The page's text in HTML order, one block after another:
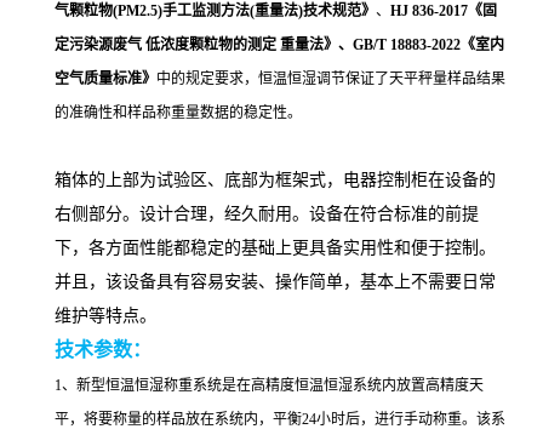
气颗粒物(PM2.5)手工监测方法(重量法)技术规范》 、 HJ 836-2017《固
定污染源废气 低浓度颗粒物的测定 重量法》 、 GB/T 18883-2022《室内
空气质量标准》 中的规定要求，恒温恒湿调节保证了天平秤量样品结果
的准确性和样品称重量数据的稳定性。
箱体的上部为试验区、底部为框架式，电器控制柜在设备的
右侧部分。设计合理，经久耐用。设备在符合标准的前提
下，各方面性能都稳定的基础上更具备实用性和便于控制。
并且，该设备具有容易安装、操作简单，基本上不需要日常
维护等特点。
技术参数：
1、新型恒温恒湿称重系统是在高精度恒温恒湿系统内放置高精度天
平，将要称量的样品放在系统内，平衡24小时后，进行手动称重。该系